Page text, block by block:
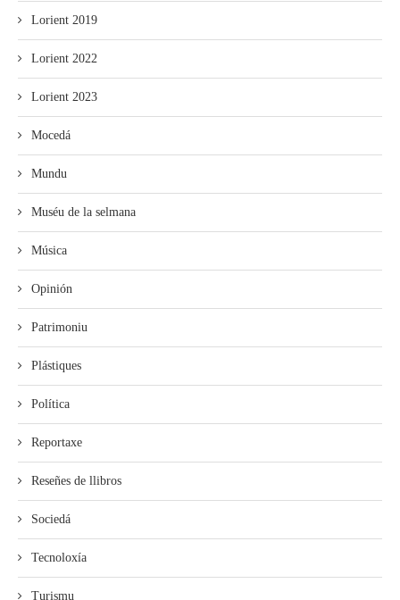
Lorient 2019
Lorient 2022
Lorient 2023
Mocedá
Mundu
Muséu de la selmana
Música
Opinión
Patrimoniu
Plástiques
Política
Reportaxe
Reseñes de llibros
Sociedá
Tecnoloxía
Turismu